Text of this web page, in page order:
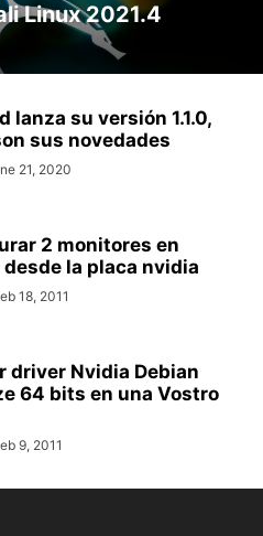
Linux 2021.4
lanza su versión 1.1.0,
sus novedades
21, 2020
2 monitores en
desde la placa nvidia
18, 2011
driver Nvidia Debian
64 bits en una Vostro
9, 2011